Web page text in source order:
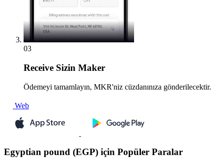
03
Receive Sizin Maker
Ödemeyi tamamlayın, MKR'niz cüzdanınıza gönderilecektir.
Web
Egyptian pound (EGP) için Popüler Paralar